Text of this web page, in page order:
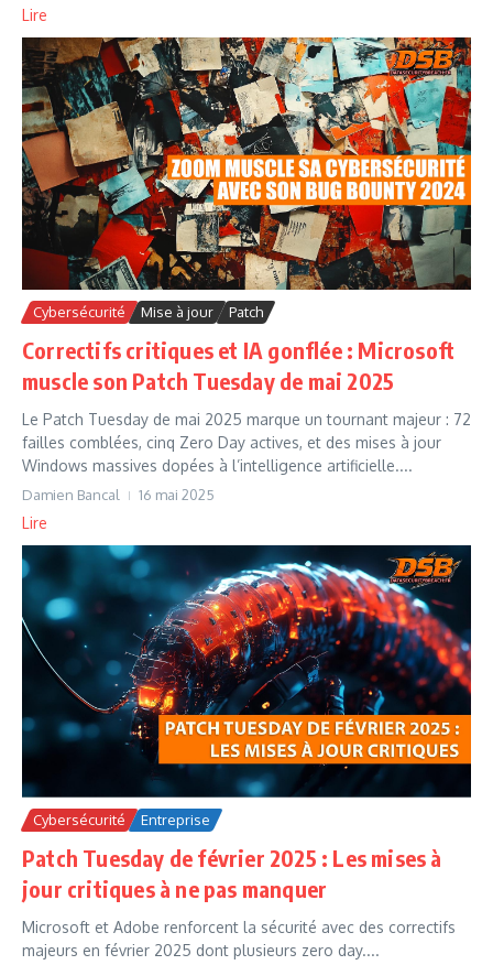
Lire
Cybersécurité Mise à jour Patch
Correctifs critiques et IA gonflée : Microsoft
muscle son Patch Tuesday de mai 2025
Le Patch Tuesday de mai 2025 marque un tournant majeur : 72
failles comblées, cinq Zero Day actives, et des mises à jour
Windows massives dopées à l’intelligence artificielle....
Damien Bancal 16 mai 2025
Lire
Cybersécurité Entreprise
Patch Tuesday de février 2025 : Les mises à
jour critiques à ne pas manquer
Microsoft et Adobe renforcent la sécurité avec des correctifs
majeurs en février 2025 dont plusieurs zero day....